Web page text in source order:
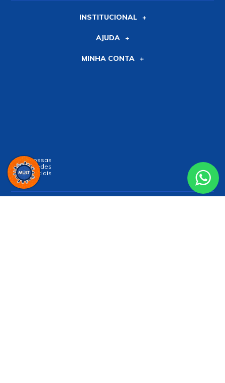
INSTITUCIONAL
AJUDA
MINHA CONTA
Siga nossas
Redes
Sociais